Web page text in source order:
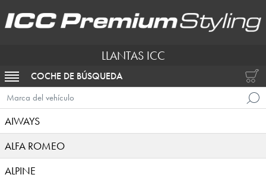
LLANTAS ICC
ACTIVAR NAVEGACIÓN
COCHE DE BÚSQUEDA
Marca del vehículo
AIWAYS
ALFA ROMEO
ALPINE